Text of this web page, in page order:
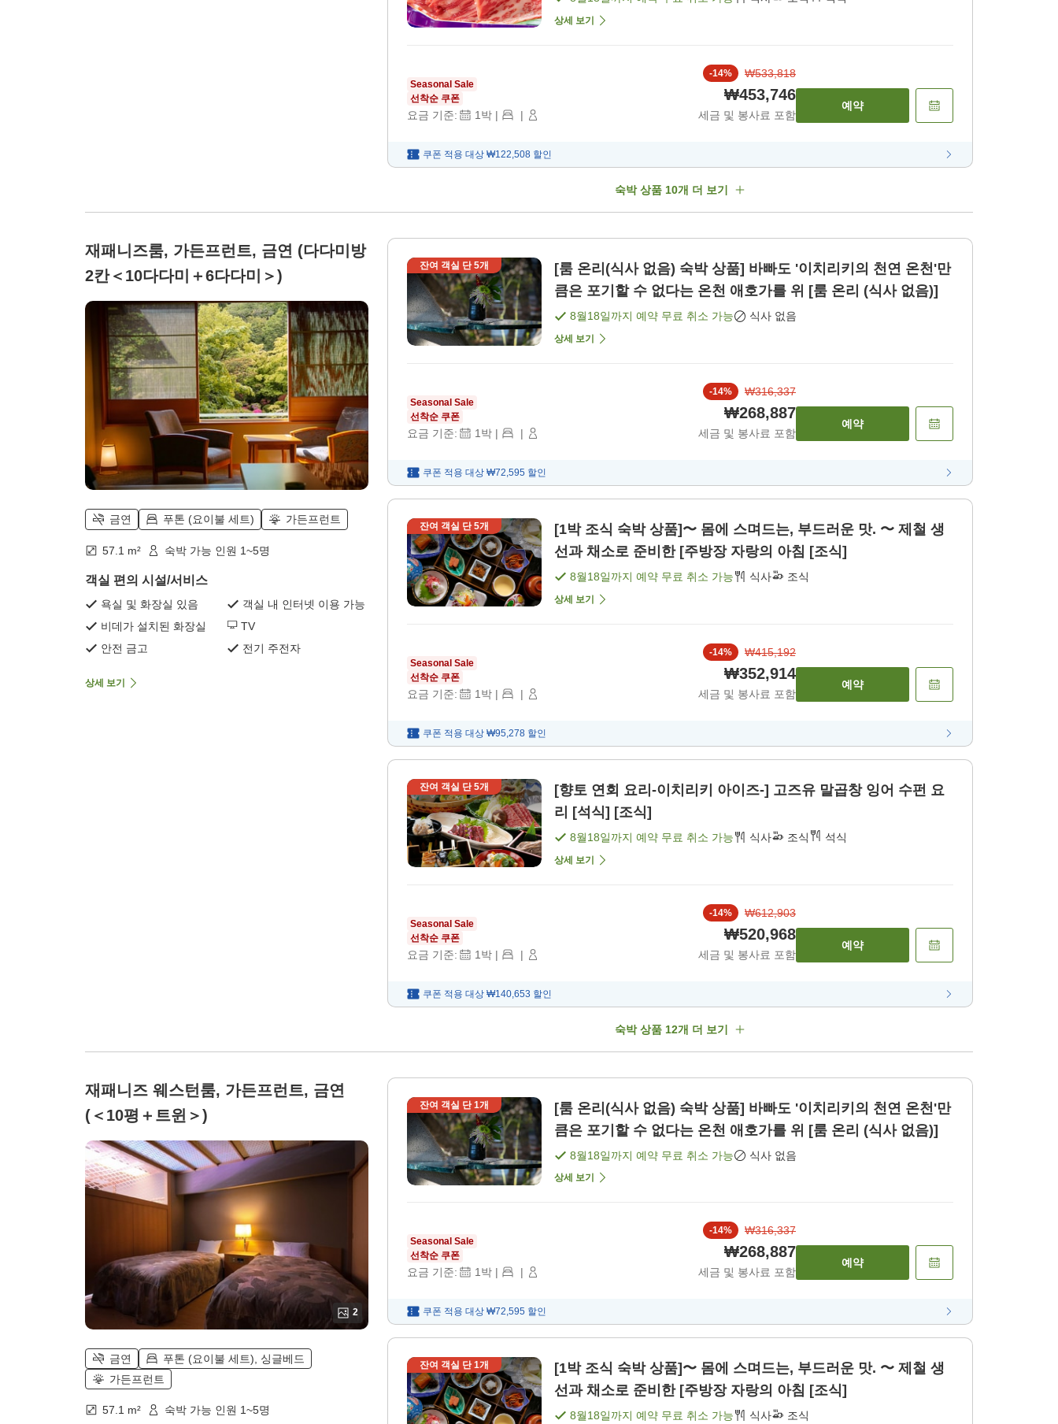
상세 보기
Seasonal Sale
선착순 쿠폰
요금 기준: 1박 | |
-14% ₩533,818
₩453,746
세금 및 봉사료 포함
예약
쿠폰 적용 대상 ₩122,508 할인
숙박 상품 10개 더 보기
재패니즈룸, 가든프런트, 금연 (다다미방
2칸＜10다다미＋6다다미＞)
금연 푸톤 (요이불 세트) 가든프런트
57.1 m² 숙박 가능 인원 1~5명
객실 편의 시설/서비스
욕실 및 화장실 있음
객실 내 인터넷 이용 가능
비데가 설치된 화장실
TV
안전 금고
전기 주전자
상세 보기
잔여 객실 단5개
[룸 온리(식사 없음) 숙박 상품] 바빠도 '이치리키의 천연 온천'만
큼은 포기할 수 없다는 온천 애호가를 위 [룸 온리 (식사 없음)]
8월18일까지 예약 무료 취소 가능 식사 없음
상세 보기
Seasonal Sale
선착순 쿠폰
요금 기준: 1 박 | |
-14% ₩316,337
₩268,887
세금 및 봉사료 포함
예약
쿠폰 적용 대상 ₩72,595 할인
잔여 객실 단5개
[1박 조식 숙박 상품]〜 몸에 스며드는, 부드러운 맛. 〜 제철 생
선과 채소로 준비한 [주방장 자랑의 아침 [조식]
8월18일까지 예약 무료 취소 가능 식사 조식
상세 보기
Seasonal Sale
선착순 쿠폰
요금 기준: 1 박 | |
-14% ₩415,192
₩352,914
세금 및 봉사료 포함
예약
쿠폰 적용 대상 ₩95,278 할인
잔여 객실 단5개
[향토 연회 요리-이치리키 아이즈-] 고즈유 말곱창 잉어 수펀 요
리 [석식] [조식]
8월18일까지 예약 무료 취소 가능 식사 조식 석식
상세 보기
Seasonal Sale
선착순 쿠폰
요금 기준: 1 박 | |
-14% ₩612,903
₩520,968
세금 및 봉사료 포함
예약
쿠폰 적용 대상 ₩140,653 할인
숙박 상품 12개 더 보기
재패니즈 웨스턴룸, 가든프런트, 금연
(＜10평＋트윈＞)
2
금연
푸톤 (요이불 세트), 싱글베드
가든프런트
57.1 m² 숙박 가능 인원 1~5명
잔여 객실 단1개
[룸 온리(식사 없음) 숙박 상품] 바빠도 '이치리키의 천연 온천'만
큼은 포기할 수 없다는 온천 애호가를 위 [룸 온리 (식사 없음)]
8월18일까지 예약 무료 취소 가능 식사 없음
상세 보기
Seasonal Sale
선착순 쿠폰
요금 기준: 1 박 | |
-14% ₩316,337
₩268,887
세금 및 봉사료 포함
예약
쿠폰 적용 대상 ₩72,595 할인
잔여 객실 단1개
[1박 조식 숙박 상품]〜 몸에 스며드는, 부드러운 맛. 〜 제철 생
선과 채소로 준비한 [주방장 자랑의 아침 [조식]
8월18일까지 예약 무료 취소 가능 식사 조식